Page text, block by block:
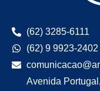
(62) 3285-6111
(62) 9 9923-2402
Avenida